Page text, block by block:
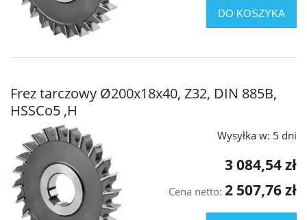
DO KOSZYKA
Frez tarczowy Ø200x18x40, Z32, DIN 885B,
HSSCo5 ,H
Wysyłka w: 5 dni
3 084,54 zł
Cena netto: 2 507,76 zł